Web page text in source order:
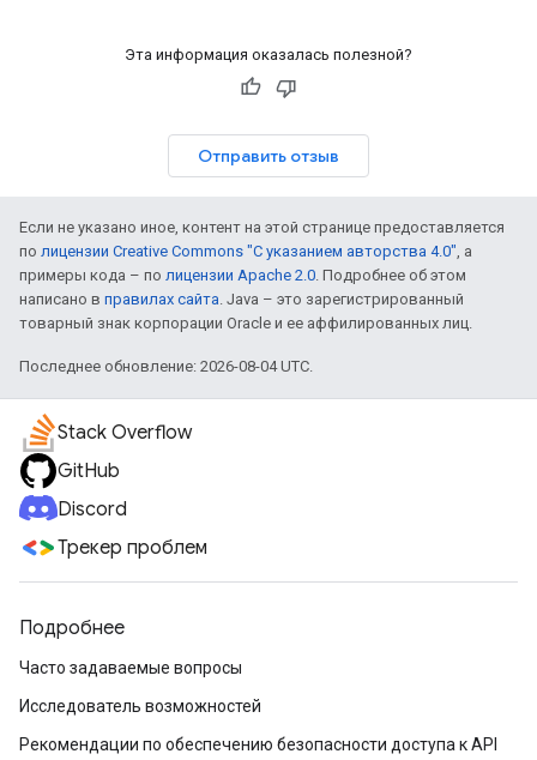
Эта информация оказалась полезной?
Отправить отзыв
Если не указано иное, контент на этой странице предоставляется
по лицензии Creative Commons "С указанием авторства 4.0", а
примеры кода – по лицензии Apache 2.0. Подробнее об этом
написано в правилах сайта. Java – это зарегистрированный
товарный знак корпорации Oracle и ее аффилированных лиц.
Последнее обновление: 2026-08-04 UTC.
Stack Overflow
GitHub
Discord
Трекер проблем
Подробнее
Часто задаваемые вопросы
Исследователь возможностей
Рекомендации по обеспечению безопасности доступа к API